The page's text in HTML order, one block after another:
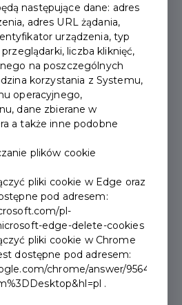
gminy Zakopane i
dochodowy od osób
a na pobyt stały na
Zakopane minimum 1
następujące dane: adres
adres URL żądania,
urządzenia, typ
liczba kliknięć,
na poszczególnych
korzystania z Systemu,
operacyjnego,
dane zbierane w
a także inne podobne
plików cookie
pliki cookie w Edge oraz
pod adresem:
pl-
edge-delete-cookies
pliki cookie w Chrome
dostępne pod adresem:
chrome/answer/95647?
.